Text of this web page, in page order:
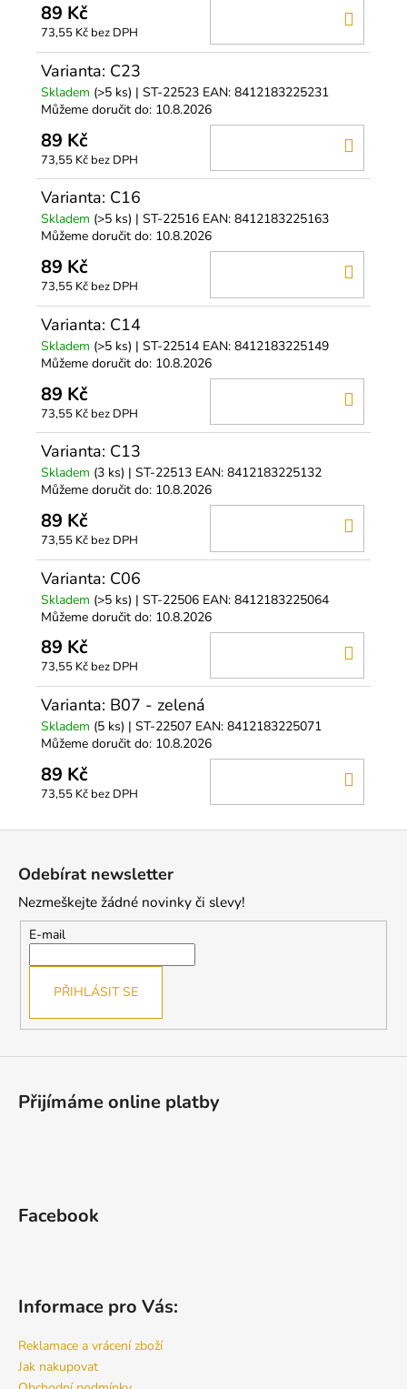
89 Kč
73,55 Kč bez DPH
Varianta: C23
Skladem (>5 ks) | ST-22523 EAN: 8412183225231
Můžeme doručit do: 10.8.2026
89 Kč
73,55 Kč bez DPH
Varianta: C16
Skladem (>5 ks) | ST-22516 EAN: 8412183225163
Můžeme doručit do: 10.8.2026
89 Kč
73,55 Kč bez DPH
Varianta: C14
Skladem (>5 ks) | ST-22514 EAN: 8412183225149
Můžeme doručit do: 10.8.2026
89 Kč
73,55 Kč bez DPH
Varianta: C13
Skladem (3 ks) | ST-22513 EAN: 8412183225132
Můžeme doručit do: 10.8.2026
89 Kč
73,55 Kč bez DPH
Varianta: C06
Skladem (>5 ks) | ST-22506 EAN: 8412183225064
Můžeme doručit do: 10.8.2026
89 Kč
73,55 Kč bez DPH
Varianta: B07 - zelená
Skladem (5 ks) | ST-22507 EAN: 8412183225071
Můžeme doručit do: 10.8.2026
89 Kč
73,55 Kč bez DPH
Odebírat newsletter
Nezmeškejte žádné novinky či slevy!
E-mail
PŘIHLÁSIT SE
Přijímáme online platby
Facebook
Informace pro Vás:
Reklamace a vrácení zboží
Jak nakupovat